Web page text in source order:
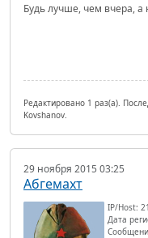
Будь лучше, чем вчера,
Редактировано 1 раз(а).
Kovshanov.
29 ноября 2015 03:25
Абгемахт
IP/Host:
Дата